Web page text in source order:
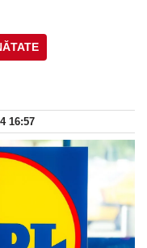
16:57